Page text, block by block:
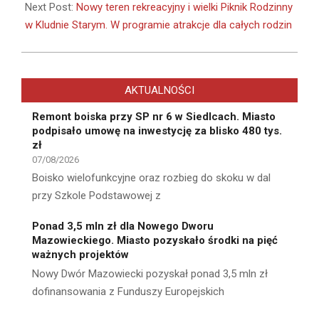
Next Post: Nowy teren rekreacyjny i wielki Piknik Rodzinny
w Kludnie Starym. W programie atrakcje dla całych rodzin
AKTUALNOŚCI
Remont boiska przy SP nr 6 w Siedlcach. Miasto
podpisało umowę na inwestycję za blisko 480 tys.
zł
07/08/2026
Boisko wielofunkcyjne oraz rozbieg do skoku w dal
przy Szkole Podstawowej z
Ponad 3,5 mln zł dla Nowego Dworu
Mazowieckiego. Miasto pozyskało środki na pięć
ważnych projektów
Nowy Dwór Mazowiecki pozyskał ponad 3,5 mln zł
dofinansowania z Funduszy Europejskich